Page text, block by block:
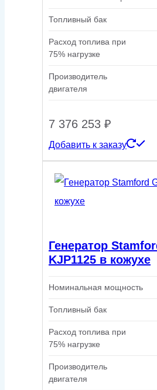
Топливный бак
Расход топлива при
75% нагрузке
Производитель
двигателя
7 376 253 ₽
Добавить к заказу
Генератор
KJP1125 в кожухе
Номинальная мощность
Топливный бак
Расход топлива при
75% нагрузке
Производитель
двигателя